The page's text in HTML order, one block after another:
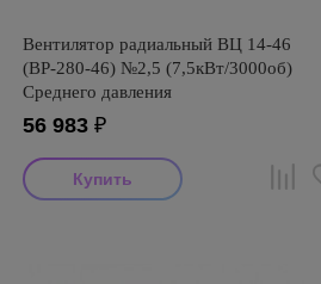
Вентилятор радиальный ВЦ 14-46
(ВР-280-46) №2,5 (7,5кВт/3000об)
Среднего давления
56 983₽